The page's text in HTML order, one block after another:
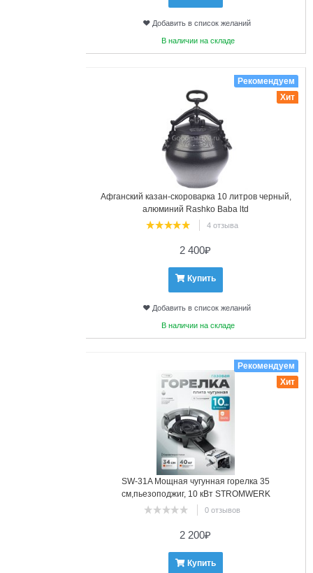
Добавить в список желаний
В наличии на складе
Афганский казан-скороварка 10 литров черный,
алюминий Rashko Baba ltd
4 отзыва
Рекомендуем
Хит
2 400₽
Купить
Добавить в список желаний
В наличии на складе
SW-31A Мощная чугунная горелка 35
см,пьезоподжиг, 10 кВт STROMWERK
0 отзывов
Рекомендуем
Хит
2 200₽
Купить